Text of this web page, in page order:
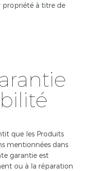
propriété à titre de
que les Produits
mentionnées dans
garantie est
ou à la réparation